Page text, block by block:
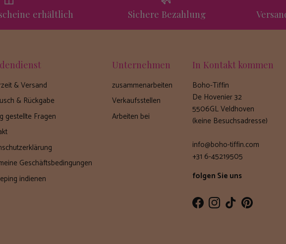
erhältlich Sichere Bezahlung
& Versand
& Rückgabe
gestellte Fragen
Geschäftsbedingungen
indienen
Unternehmen
zusammenarbeiten
Verkaufsstellen
Arbeiten bei
In Kontakt kommen
Boho-Tiffin
De Hovenier 32
5506GL Veldhoven
(keine Besuchsadresse)
info@boho-tiffin.com
+31 6-45219505
folgen Sie uns
FacebookInstagram
TikTokPinterest